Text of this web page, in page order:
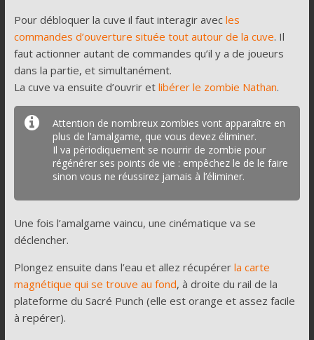
Pour débloquer la cuve il faut interagir avec les
commandes d’ouverture située tout autour de la cuve. Il
faut actionner autant de commandes qu’il y a de joueurs
dans la partie, et simultanément.
La cuve va ensuite d’ouvrir et libérer le zombie Nathan.
Attention de nombreux zombies vont apparaître en
plus de l’amalgame, que vous devez éliminer.
Il va périodiquement se nourrir de zombie pour
régénérer ses points de vie : empêchez le de le faire
sinon vous ne réussirez jamais à l’éliminer.
Une fois l’amalgame vaincu, une cinématique va se
déclencher.
Plongez ensuite dans l’eau et allez récupérer la carte
magnétique qui se trouve au fond, à droite du rail de la
plateforme du Sacré Punch (elle est orange et assez facile
à repérer).